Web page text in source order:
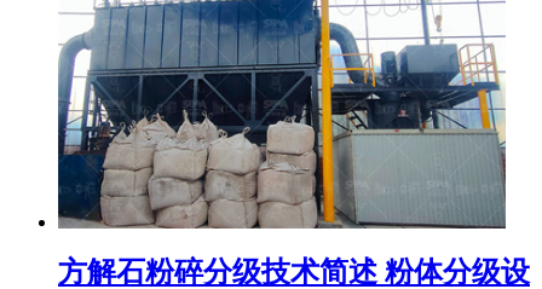
方解石粉碎分级技术简述 粉体分级设